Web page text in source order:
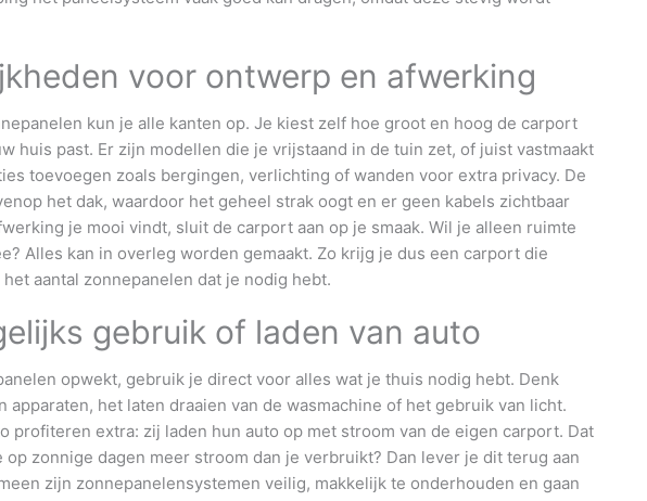
voor ontwerp en afwerking
kun je alle kanten op. Je kiest zelf hoe groot en hoog de carport
huis past. Er zijn modellen die je vrijstaand in de tuin zet, of juist vastmaakt
toevoegen zoals bergingen, verlichting of wanden voor extra privacy. De
het dak, waardoor het geheel strak oogt en er geen kabels zichtbaar
je mooi vindt, sluit de carport aan op je smaak. Wil je alleen ruimte
Alles kan in overleg worden gemaakt. Zo krijg je dus een carport die
aantal zonnepanelen dat je nodig hebt.
gebruik of laden van auto
opwekt, gebruik je direct voor alles wat je thuis nodig hebt. Denk
apparaten, het laten draaien van de wasmachine of het gebruik van licht.
profiteren extra: zij laden hun auto op met stroom van de eigen carport. Dat
zonnige dagen meer stroom dan je verbruikt? Dan lever je dit terug aan
zijn zonnepanelensystemen veilig, makkelijk te onderhouden en gaan